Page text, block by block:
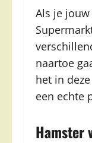
Als je
naartoe
het in
een echte
Hamster